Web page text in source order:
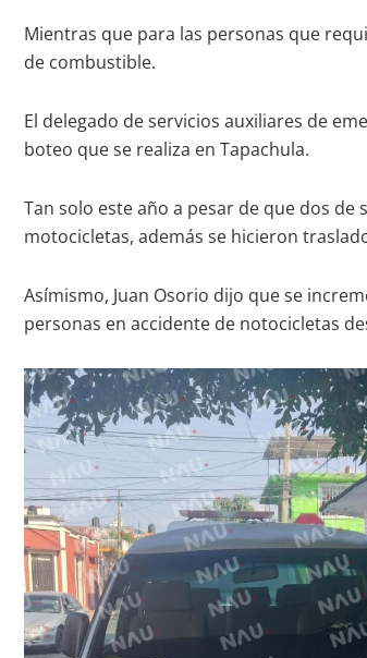
Mientras que para las personas que
de combustible.
El delegado de servicios auxiliares de
boteo que se realiza en Tapachula.
Tan solo este año a pesar de que dos
motocicletas, además se hicieron
Asímismo, Juan Osorio dijo que se
personas en accidente de notocicletas